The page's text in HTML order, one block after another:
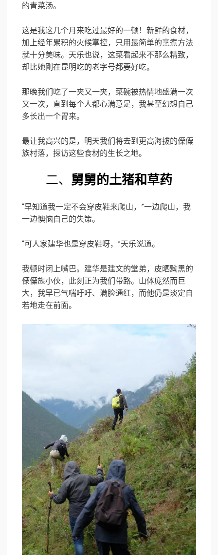
的青菜汤。
这是我这几个月来吃过最好的一顿！新鲜的食材，
加上经年累积的火候掌控，只用最简单的烹煮方法
就十分美味。天乐也说，这菜看起来不那么精致，
却比她刚在昆明吃的老字号都要好吃。
那晚我们吃了一夹又一夹，菜碗被热情地盛满一次
又一次，直到每个人都心满意足，我甚至幻想自己
多长出一个胃来。
最让我高兴的是，明天我们将去到更高海拔的傈僳
族村落，探访这些食材的生长之地。
二、 舅舅的土猪和草药
“早知道我一定不会穿皮鞋来爬山，”一边爬山，我
一边懊恼自己的失策。
“可人家建华也是穿皮鞋呀，”天乐说道。
我顿时闭上嘴巴。建华是建文的堂弟，皮晒黝黑的
傈僳族小伙，此刻正为我们带路。山体庞然而巨
大，我早已气喘吁吁、满脸通红，而他仍是淡定自
若地走在前面。